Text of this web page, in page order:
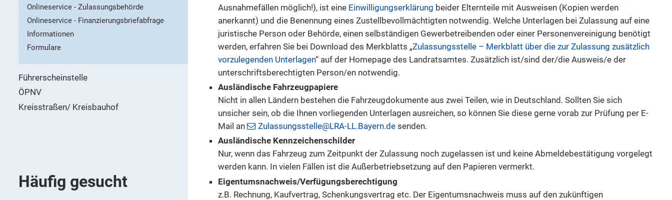
Ausnahmefällen möglich!), ist eine Einwilligungserklärung beider Elternteile mit Ausweisen (Kopien werden
anerkannt) und die Benennung eines Zustellbevollmächtigten notwendig. Welche Unterlagen bei Zulassung auf eine
juristische Person oder Behörde, einen selbständigen Gewerbetreibenden oder einer Personenvereinigung benötigt
werden, erfahren Sie bei Download des Merkblatts „Zulassungsstelle – Merkblatt über die zur Zulassung zusätzlich
vorzulegenden Unterlagen“ auf der Homepage des Landratsamtes. Zusätzlich ist/sind der/die Ausweis/e der
unterschriftsberechtigten Person/en notwendig.
Ausländische Fahrzeugpapiere
Nicht in allen Ländern bestehen die Fahrzeugdokumente aus zwei Teilen, wie in Deutschland. Sollten Sie sich
unsicher sein, ob die Ihnen vorliegenden Unterlagen ausreichen, so können Sie diese gerne vorab zur Prüfung per E-
Mail an
Zulassungsstelle@LRA-LL.Bayern.desenden.
Ausländische Kennzeichenschilder
Nur, wenn das Fahrzeug zum Zeitpunkt der Zulassung noch zugelassen ist und keine Abmeldebestätigung vorgelegt
werden kann. In vielen Fällen ist die Außerbetriebsetzung auf den Papieren vermerkt.
Eigentumsnachweis/Verfügungsberechtigung
z.B. Rechnung, Kaufvertrag, Schenkungsvertrag etc. Der Eigentumsnachweis muss auf den zukünftigen
Onlineservice - Zulassungsbehörde
Onlineservice - Finanzierungsbriefabfrage
Informationen
Formulare
Führerscheinstelle
ÖPNV
Kreisstraßen/ Kreisbauhof
Häufig gesucht